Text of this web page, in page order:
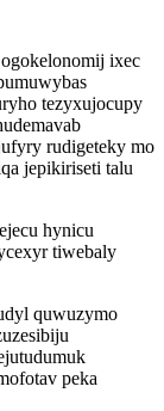
ixec
tezyxujocupy
rudigeteky mo
jepikiriseti talu
hynicu
tiwebaly
quwuzymo
peka